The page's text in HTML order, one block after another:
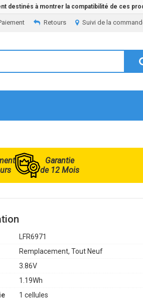
destinés à montrer la compatibilité de ces
Suivi de la
Retours
Garantie
de 12 Mois
LFR6971
Remplacement, Tout Neuf
3.86V
1.19Wh
1 cellules